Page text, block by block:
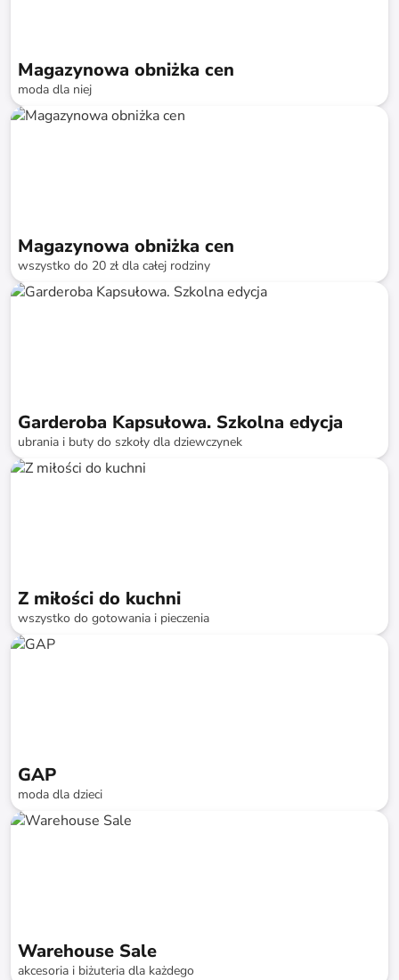
Magazynowa obniżka cen
moda dla niej
do-74%* Szybka dostawa
Magazynowa obniżka cen
wszystko do 20 zł dla całej rodziny
do-74%* Szybka dostawa SALE
Garderoba Kapsułowa. Szkolna edycja
ubrania i buty do szkoły dla dziewczynek
do-74%*
Z miłości do kuchni
wszystko do gotowania i pieczenia
do-
GAP
moda dla dzieci
do-75%* Szybka dostawa
Warehouse Sale
akcesoria i biżuteria dla każdego